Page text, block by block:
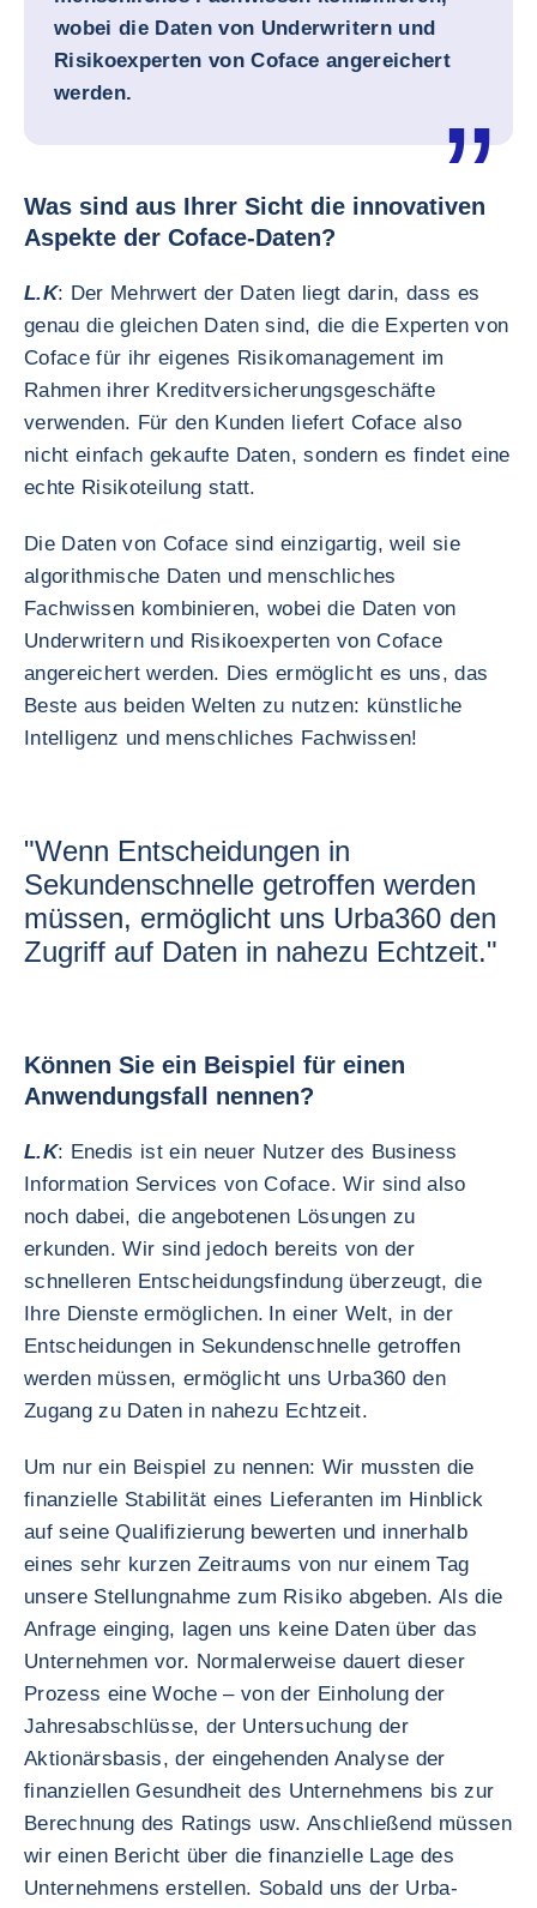
wobei die Daten von Underwritern und
Risikoexperten von Coface angereichert
werden.
Was sind aus Ihrer Sicht die innovativen
Aspekte der Coface-Daten?
L.K: Der Mehrwert der Daten liegt darin, dass es
genau die gleichen Daten sind, die die Experten von
Coface für ihr eigenes Risikomanagement im
Rahmen ihrer Kreditversicherungsgeschäfte
verwenden. Für den Kunden liefert Coface also
nicht einfach gekaufte Daten, sondern es findet eine
echte Risikoteilung statt.
Die Daten von Coface sind einzigartig, weil sie
algorithmische Daten und menschliches
Fachwissen kombinieren, wobei die Daten von
Underwritern und Risikoexperten von Coface
angereichert werden. Dies ermöglicht es uns, das
Beste aus beiden Welten zu nutzen: künstliche
Intelligenz und menschliches Fachwissen!
"Wenn Entscheidungen in
Sekundenschnelle getroffen werden
müssen, ermöglicht uns Urba360 den
Zugriff auf Daten in nahezu Echtzeit."
Können Sie ein Beispiel für einen
Anwendungsfall nennen?
L.K: Enedis ist ein neuer Nutzer des Business
Information Services von Coface. Wir sind also
noch dabei, die angebotenen Lösungen zu
erkunden. Wir sind jedoch bereits von der
schnelleren Entscheidungsfindung überzeugt, die
Ihre Dienste ermöglichen. In einer Welt, in der
Entscheidungen in Sekundenschnelle getroffen
werden müssen, ermöglicht uns Urba360 den
Zugang zu Daten in nahezu Echtzeit.
Um nur ein Beispiel zu nennen: Wir mussten die
finanzielle Stabilität eines Lieferanten im Hinblick
auf seine Qualifizierung bewerten und innerhalb
eines sehr kurzen Zeitraums von nur einem Tag
unsere Stellungnahme zum Risiko abgeben. Als die
Anfrage einging, lagen uns keine Daten über das
Unternehmen vor. Normalerweise dauert dieser
Prozess eine Woche – von der Einholung der
Jahresabschlüsse, der Untersuchung der
Aktionärsbasis, der eingehenden Analyse der
finanziellen Gesundheit des Unternehmens bis zur
Berechnung des Ratings usw. Anschließend müssen
wir einen Bericht über die finanzielle Lage des
Unternehmens erstellen. Sobald uns der Urba-